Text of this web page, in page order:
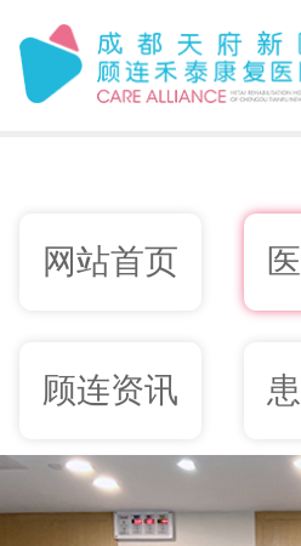
网站首页
顾连资讯